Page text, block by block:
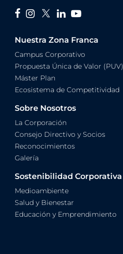
Nuestra Zona Franca
Campus Corporativo
Propuesta Única de Valor (PUV)
Máster Plan
Ecosistema de Competitividad
Sobre Nosotros
La Corporación
Consejo Directivo y Socios
Reconocimientos
Galería
Sostenibilidad Corporativa
Medioambiente
Salud y Bienestar
Educación y Emprendimiento